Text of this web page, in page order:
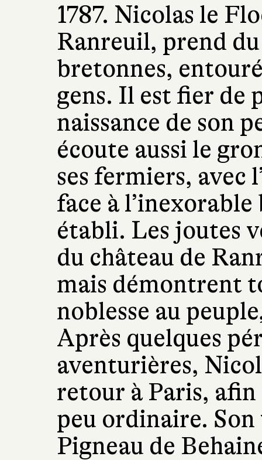
1787. Nicolas le
Ranreuil, prend
bretonnes,
gens. Il est fier de
naissance de son
écoute aussi le
ses fermiers, avec
face à
établi. Les joutes
du château de
mais démontrent
noblesse au
Après quelques
aventurières,
retour à Paris,
peu ordinaire.
Pigneau de